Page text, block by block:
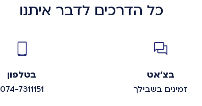
כל הדרכים לדבר איתנו
בצ'אט
זמינים בשבילך
בטלפון
074-7311151